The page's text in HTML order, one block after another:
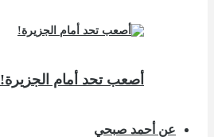
أصعب تحد أمام الجزيرة!
عن أحمد صبحي